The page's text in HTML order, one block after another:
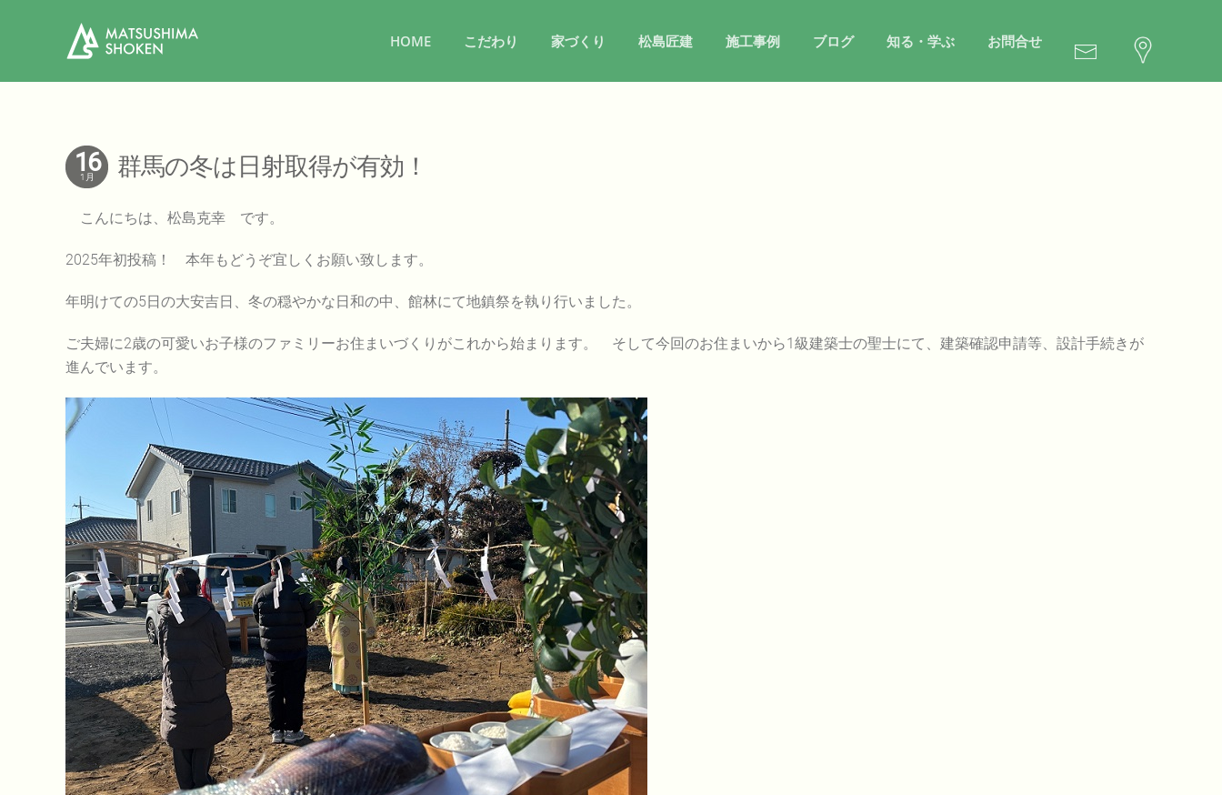
HOME こだわり 家づくり 松島匠建 施工事例 ブログ 知る・学ぶ お問合せ
16
1月 群馬の冬は日射取得が有効！
こんにちは、松島克幸 です。
2025年初投稿！ 本年もどうぞ宜しくお願い致します。
年明けての5日の大安吉日、冬の穏やかな日和の中、館林にて地鎮祭を執り行いました。
ご夫婦に2歳の可愛いお子様のファミリーお住まいづくりがこれから始まります。 そして今回のお住まいから1級建築士の聖士にて、建築確認申請等、設計手続きが
進んでいます。